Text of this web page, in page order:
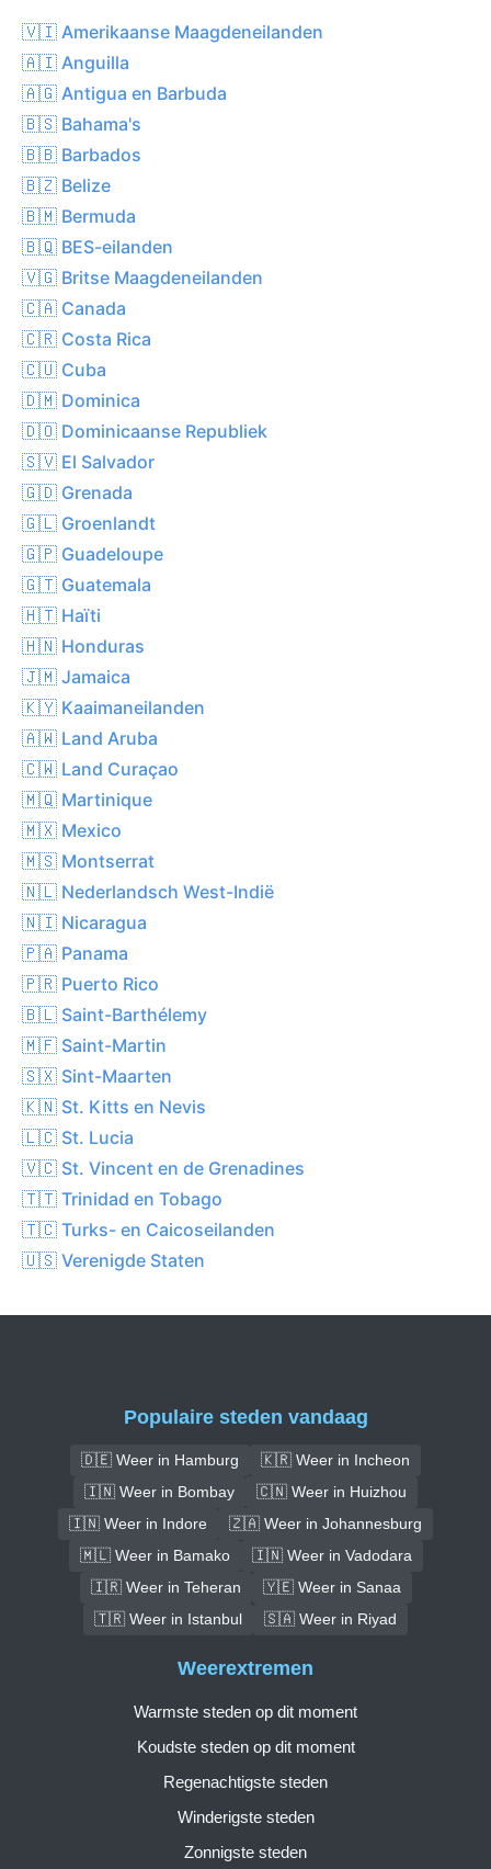
🇻🇮 Amerikaanse Maagdeneilanden
🇦🇮 Anguilla
🇦🇬 Antigua en Barbuda
🇧🇸 Bahama's
🇧🇧 Barbados
🇧🇿 Belize
🇧🇲 Bermuda
🇧🇶 BES-eilanden
🇻🇬 Britse Maagdeneilanden
🇨🇦 Canada
🇨🇷 Costa Rica
🇨🇺 Cuba
🇩🇲 Dominica
🇩🇴 Dominicaanse Republiek
🇸🇻 El Salvador
🇬🇩 Grenada
🇬🇱 Groenlandt
🇬🇵 Guadeloupe
🇬🇹 Guatemala
🇭🇹 Haïti
🇭🇳 Honduras
🇯🇲 Jamaica
🇰🇾 Kaaimaneilanden
🇦🇼 Land Aruba
🇨🇼 Land Curaçao
🇲🇶 Martinique
🇲🇽 Mexico
🇲🇸 Montserrat
🇳🇱 Nederlandsch West-Indië
🇳🇮 Nicaragua
🇵🇦 Panama
🇵🇷 Puerto Rico
🇧🇱 Saint-Barthélemy
🇲🇫 Saint-Martin
🇸🇽 Sint-Maarten
🇰🇳 St. Kitts en Nevis
🇱🇨 St. Lucia
🇻🇨 St. Vincent en de Grenadines
🇹🇹 Trinidad en Tobago
🇹🇨 Turks- en Caicoseilanden
🇺🇸 Verenigde Staten
Populaire steden vandaag
🇩🇪 Weer in Hamburg
🇰🇷 Weer in Incheon
🇮🇳 Weer in Bombay
🇨🇳 Weer in Huizhou
🇮🇳 Weer in Indore
🇿🇦 Weer in Johannesburg
🇲🇱 Weer in Bamako
🇮🇳 Weer in Vadodara
🇮🇷 Weer in Teheran
🇾🇪 Weer in Sanaa
🇹🇷 Weer in Istanbul
🇸🇦 Weer in Riyad
Weerextremen
Warmste steden op dit moment
Koudste steden op dit moment
Regenachtigste steden
Winderigste steden
Zonnigste steden